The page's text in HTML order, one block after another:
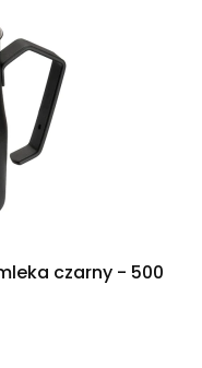
czarny - 500